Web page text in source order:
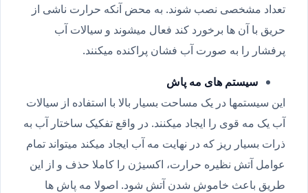
تعداد مشخصی نصب شوند. به محض آنکه حرارت ناشی از
حریق با آن ها برخورد کند فعال میشوند و سیالات آب
پرفشار را به صورت آب فشان پراکنده میکنند.
سیستم های مه پاش
این سیستمها در یک مساحت بسیار بالا با استفاده از سیالات
آب یک مه قوی را ایجاد میکنند. در واقع تفکیک ساختار آب به
ذرات بسیار ریز که در نهایت مه آب ایجاد میکند میتواند تمام
عوامل آتش نظیره حرارت، اکسیژن را کاملا حذف و از این
طریق باعث خاموش شدن آتش شود. اصولا مه پاش ها